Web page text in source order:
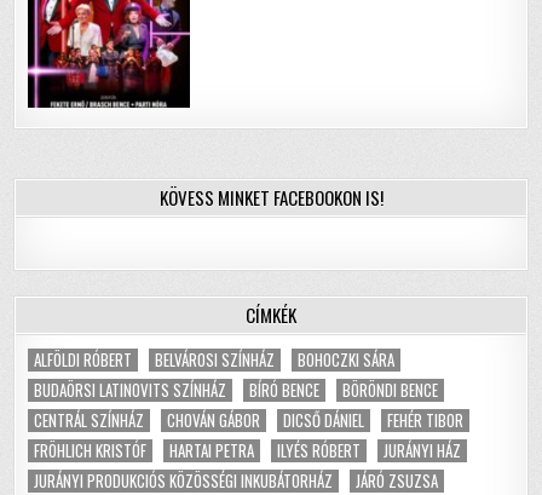
KÖVESS MINKET FACEBOOKON IS!
CÍMKÉK
ALFÖLDI RÓBERT BELVÁROSI SZÍNHÁZ
BOHOCZKI SÁRA
BUDAÖRSI LATINOVITS SZÍNHÁZ
BÍRÓ BENCE
BÖRÖNDI BENCE
CENTRÁL SZÍNHÁZ
CHOVÁN GÁBOR DICSŐ DÁNIEL
FEHÉR TIBOR
FRÖHLICH KRISTÓF
HARTAI PETRA ILYÉS RÓBERT
JURÁNYI HÁZ
JURÁNYI PRODUKCIÓS KÖZÖSSÉGI INKUBÁTORHÁZ
JÁRÓ ZSUZSA